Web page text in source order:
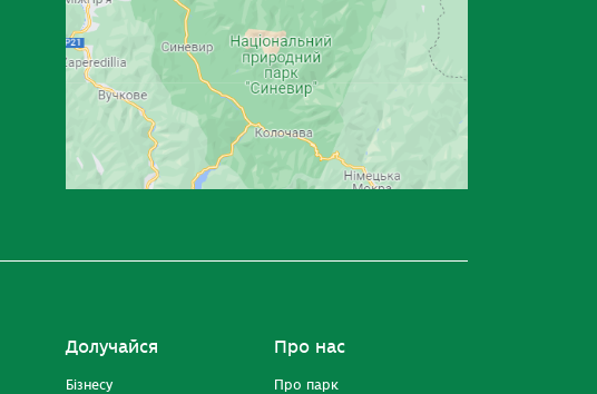
Долучайся
Бізнесу
Про нас
Про парк